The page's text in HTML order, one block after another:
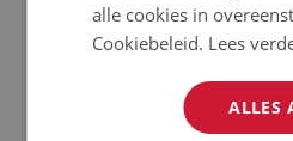
OPMERKING!
De prijs is voor een set van 9
alle cookies in
Cookiebeleid. Lees
ALLES